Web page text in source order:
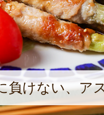
負けない、ア